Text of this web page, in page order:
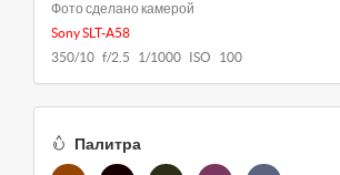
Фото сделано камерой
Sony SLT-A58
350/10 f/2.5 1/1000 ISO 100
Палитра